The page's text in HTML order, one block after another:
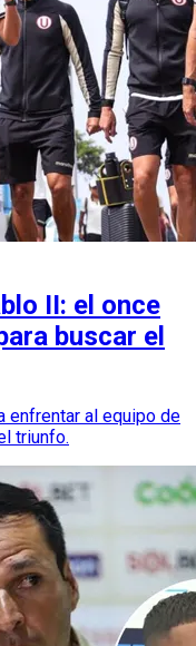
II: el once
buscar el
enfrentar al equipo de
triunfo.